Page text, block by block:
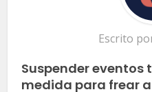
Escrito
Suspender eventos
medida para frear